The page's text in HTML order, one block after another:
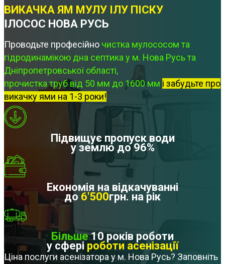
ВИКАЧКА ЯМ МУЛУ ІЛУ ПІСКУ
ІЛОСОС НОВА РУСЬ
Проводьте професійно чистка мулососом та
гідродинамікою дна септика у м. Нова Русь та
Дніпропетровської області,
прочистка труб від 50 мм до 1600 мм і забудьте про
викачку ями на 1-3 роки!
Підвищує пропуск води
у землю до 96%
Економія на відкачуванні
до 6'500грн. на рік
Більше10 років роботи
у сфері роботи асенізації
Ціна послуги асенізатора у м. Нова Русь? Заповніть